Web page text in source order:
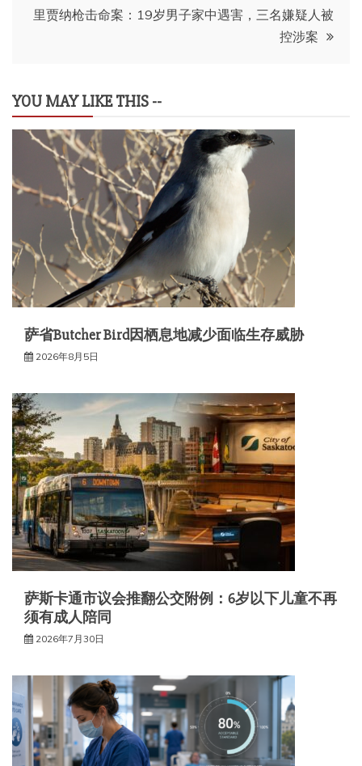
导里贾纳枪击命案：19岁男子家中遇害，三名嫌疑人被
控涉案
YOU MAY LIKE THIS --
萨省Butcher Bird因栖息地减少面临生存威胁
2026年8月5日
萨斯卡通市议会推翻公交附例：6岁以下儿童不再
须有成人陪同
2026年7月30日